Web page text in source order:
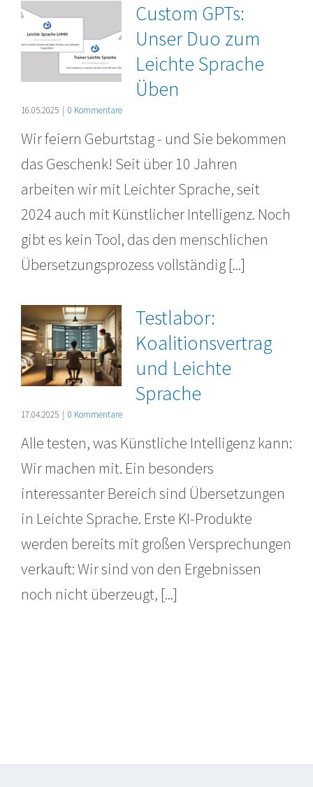
Custom GPTs:
Unser Duo zum
Leichte Sprache
Üben
16.05.2025 | 0 Kommentare
Wir feiern Geburtstag - und Sie bekommen
das Geschenk! Seit über 10 Jahren
arbeiten wir mit Leichter Sprache, seit
2024 auch mit Künstlicher Intelligenz. Noch
gibt es kein Tool, das den menschlichen
Übersetzungsprozess vollständig [...]
Testlabor:
Koalitionsvertrag
und Leichte
Sprache
17.04.2025 | 0 Kommentare
Alle testen, was Künstliche Intelligenz kann:
Wir machen mit. Ein besonders
interessanter Bereich sind Übersetzungen
in Leichte Sprache. Erste KI-Produkte
werden bereits mit großen Versprechungen
verkauft: Wir sind von den Ergebnissen
noch nicht überzeugt, [...]